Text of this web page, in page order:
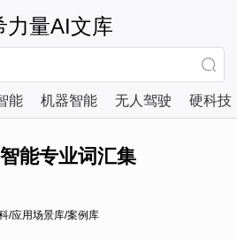
力量AI文库
能 机器智能 无人驾驶 硬科技
能专业词汇集
/应用场景库/案例库